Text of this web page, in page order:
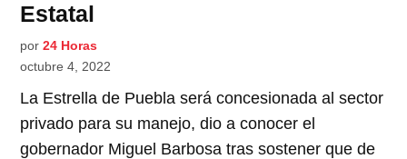
Estatal
por 24 Horas
octubre 4, 2022
La Estrella de Puebla será concesionada al sector
privado para su manejo, dio a conocer el
gobernador Miguel Barbosa tras sostener que de